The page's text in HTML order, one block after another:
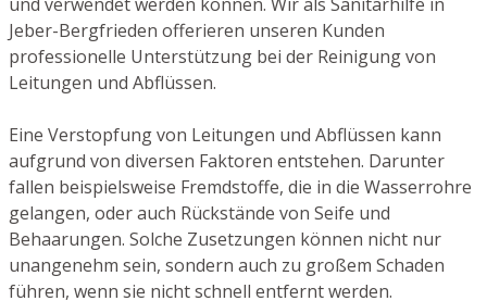
Jeber-Bergfrieden offerieren unseren Kunden
professionelle Unterstützung bei der Reinigung von
Leitungen und Abflüssen.
Eine Verstopfung von Leitungen und Abflüssen kann
aufgrund von diversen Faktoren entstehen. Darunter
fallen beispielsweise Fremdstoffe, die in die Wasserrohre
gelangen, oder auch Rückstände von Seife und
Behaarungen. Solche Zusetzungen können nicht nur
unangenehm sein, sondern auch zu großem Schaden
führen, wenn sie nicht schnell entfernt werden.